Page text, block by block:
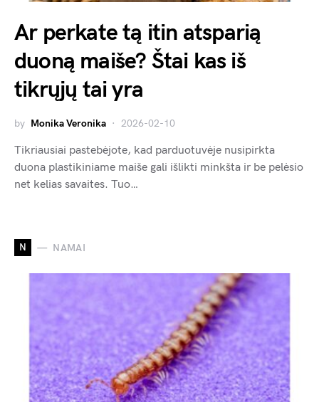
Ar perkate tą itin atsparią
duoną maiše? Štai kas iš
tikrųjų tai yra
by Monika Veronika 2026-02-10
Tikriausiai pastebėjote, kad parduotuvėje nusipirkta
duona plastikiniame maiše gali išlikti minkšta ir be pelėsio
net kelias savaites. Tuo…
N NAMAI